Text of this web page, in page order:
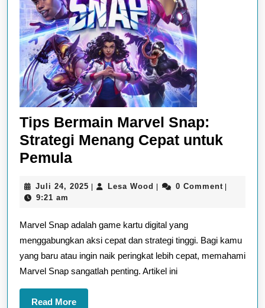
Tips Bermain Marvel Snap:
Strategi Menang Cepat untuk
Pemula
Marvel
Strategi
Menang
Cepat
untuk
Pemula
Juli 24, 2025 Juli
| Lesa Wood Lesa
| 0 Comment |
9:21 am
Marvel Snap adalah game kartu digital yang
menggabungkan aksi cepat dan strategi tinggi. Bagi kamu
yang baru atau ingin naik peringkat lebih cepat, memahami
Marvel Snap sangatlah penting. Artikel ini
Read MoreRead